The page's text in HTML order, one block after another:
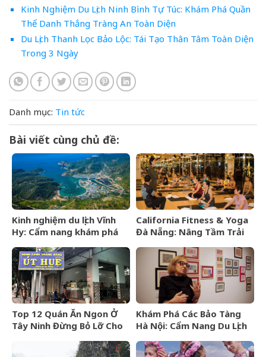
Kinh Nghiệm Du Lịch Ninh Bình Tự Túc: Khám Phá Quần
Thể Danh Thắng Tràng An Toàn Diện
Du Lịch Thanh Lọc Bảo Lộc: Tái Tạo Thân Tâm Toàn Diện
Trong 3 Ngày
Danh mục: Tin tức
Bài viết cùng chủ đề:
Kinh nghiệm du lịch Vĩnh
Hy: Cẩm nang khám phá
Ninh Thuận
California Fitness & Yoga
Đà Nẵng: Nâng Tầm Trải
Top 12 Quán Ăn Ngon Ở
Tây Ninh Đừng Bỏ Lỡ Cho
Khám Phá Các Bảo Tàng
Hà Nội: Cẩm Nang Du Lịch